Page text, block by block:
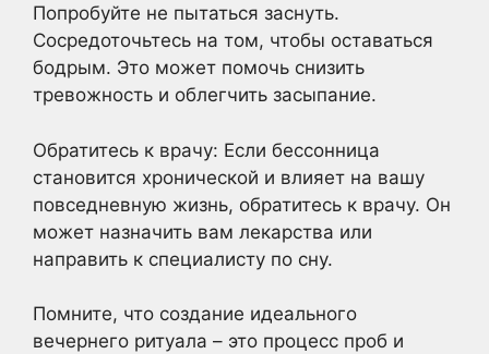
Попробуйте не пытаться заснуть.
Сосредоточьтесь на том, чтобы оставаться
бодрым. Это может помочь снизить
тревожность и облегчить засыпание.
Обратитесь к врачу: Если бессонница
становится хронической и влияет на вашу
повседневную жизнь, обратитесь к врачу. Он
может назначить вам лекарства или
направить к специалисту по сну.
Помните, что создание идеального
вечернего ритуала – это процесс проб и